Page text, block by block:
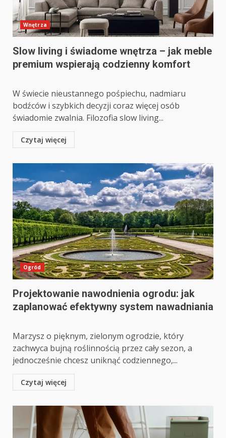
Wnętrza
Slow living i świadome wnętrza – jak meble
premium wspierają codzienny komfort
W świecie nieustannego pośpiechu, nadmiaru
bodźców i szybkich decyzji coraz więcej osób
świadomie zwalnia. Filozofia slow living...
Czytaj więcej
Ogród
Projektowanie nawodnienia ogrodu: jak
zaplanować efektywny system nawadniania
Marzysz o pięknym, zielonym ogrodzie, który
zachwyca bujną roślinnością przez cały sezon, a
jednocześnie chcesz uniknąć codziennego,...
Czytaj więcej